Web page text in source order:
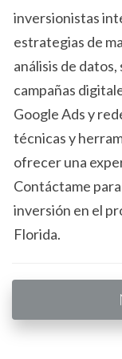
comprometen a
que son
priorización de los
serán útiles en el
hogar como para
Ventajas de
Un pago inicial
pueden influir en
presentan algunas
pueden
resultar en
inversionistas
estrategias de
análisis de
campañas
Google Ads y
técnicas y
ofrecer una
Contáctame
inversión en el
Florida.